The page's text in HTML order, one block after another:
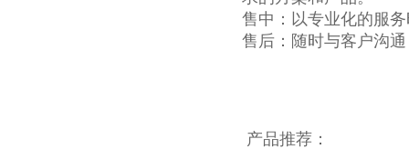
售中：以专业化的服
售后：随时与客户沟
产品推荐：